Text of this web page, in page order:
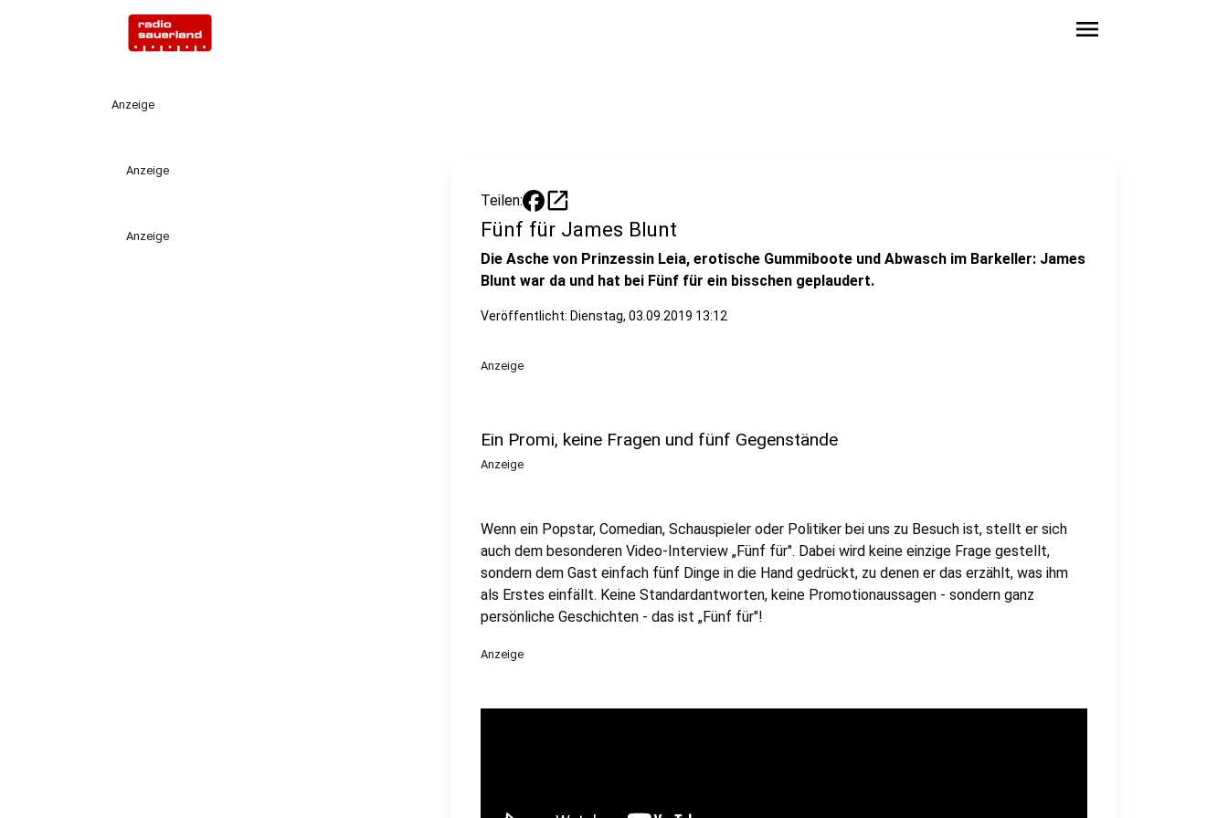
menu
Anzeige
Anzeige
Anzeige
Teilen: open_in_new
Fünf für James Blunt
Die Asche von Prinzessin Leia, erotische Gummiboote und Abwasch im Barkeller: James
Blunt war da und hat bei Fünf für ein bisschen geplaudert.
Veröffentlicht: Dienstag, 03.09.2019 13:12
Anzeige
Ein Promi, keine Fragen und fünf Gegenstände
Anzeige
Wenn ein Popstar, Comedian, Schauspieler oder Politiker bei uns zu Besuch ist, stellt er sich
auch dem besonderen Video-Interview „Fünf für". Dabei wird keine einzige Frage gestellt,
sondern dem Gast einfach fünf Dinge in die Hand gedrückt, zu denen er das erzählt, was ihm
als Erstes einfällt. Keine Standardantworten, keine Promotionaussagen - sondern ganz
persönliche Geschichten - das ist „Fünf für"!
Anzeige